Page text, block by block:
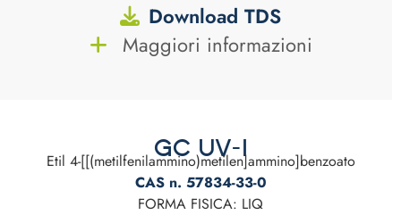
Download TDS
Maggiori informazioni
GC UV-1
Etil 4-[[(metilfenilammino)metilen]ammino]benzoato
CAS n. 57834-33-0
FORMA FISICA: LIQ